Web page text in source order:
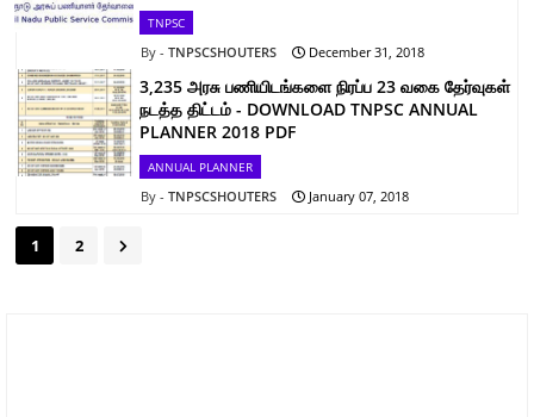
TNPSC
TNPSCSHOUTERS December 31, 2018
3,235 அரசு பணியிடங்களை நிரப்ப 23 வகை தேர்வுகள்
நடத்த திட்டம் - DOWNLOAD TNPSC ANNUAL
PLANNER 2018 PDF
ANNUAL PLANNER
TNPSCSHOUTERS January 07, 2018
1 2